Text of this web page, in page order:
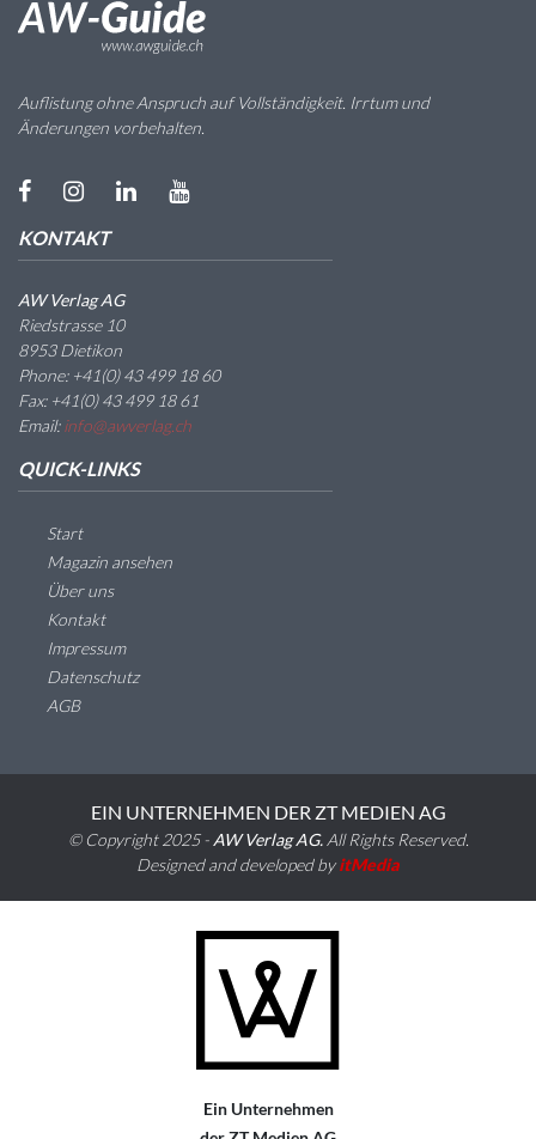
Auflistung ohne Anspruch auf Vollständigkeit. Irrtum und
Änderungen vorbehalten.
KONTAKT
AW Verlag AG
Riedstrasse 10
8953 Dietikon
Phone: +41(0) 43 499 18 60
Fax: +41(0) 43 499 18 61
Email:info@awverlag.ch
QUICK-LINKS
Start
Magazin ansehen
Über uns
Kontakt
Impressum
Datenschutz
AGB
EIN UNTERNEHMEN DER ZT MEDIEN AG
© Copyright 2025 - AW Verlag AG.All Rights Reserved.
Designed and developed byitMedia
Ein Unternehmen